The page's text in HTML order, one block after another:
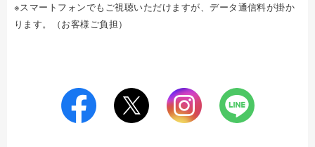
※スマートフォンでもご視聴いただけますが、データ通信料が掛か
ります。（お客様ご負担）